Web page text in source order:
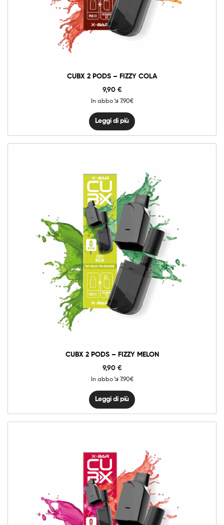
CUBX 2 PODS – FIZZY COLA
9,90 €
In abbo 7.90€
Leggi di più
CUBX 2 PODS – FIZZY MELON
9,90 €
In abbo 7.90€
Leggi di più